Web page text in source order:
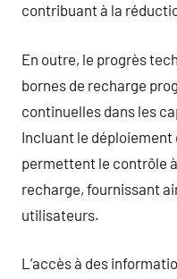
contribuant à la
En outre, le progrès
bornes de recharge
continuelles dans les
Incluant le
permettent le contrôle
recharge, fournissant
utilisateurs.
L’accès à des